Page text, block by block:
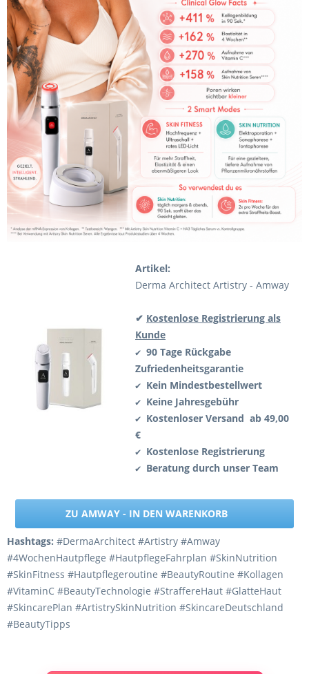
Artikel:
Derma Architect Artistry - Amway
✔ Kostenlose Registrierung als
Kunde
✔ 90 Tage Rückgabe
Zufriedenheitsgarantie
✔ Kein Mindestbestellwert
✔ Keine Jahresgebühr
✔ Kostenloser Versand ab 49,00
€
✔ Kostenlose Registrierung
✔ Beratung durch unser Team
ZU AMWAY - IN DEN WARENKORB
Hashtags: #DermaArchitect #Artistry #Amway
#4WochenHautpflege #HautpflegeFahrplan #SkinNutrition
#SkinFitness #Hautpflegeroutine #BeautyRoutine #Kollagen
#VitaminC #BeautyTechnologie #StraffereHaut #GlatteHaut
#SkincarePlan #ArtistrySkinNutrition #SkincareDeutschland
#BeautyTipps